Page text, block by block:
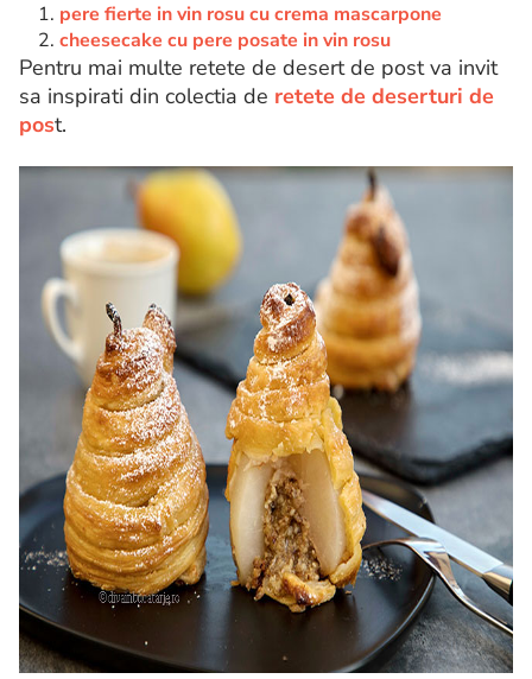
pere fierte in vin rosu cu crema mascarpone
cheesecake cu pere posate in vin rosu
Pentru mai multe retete de desert de post va invit
sa inspirati din colectia de retete de deserturi de
post.